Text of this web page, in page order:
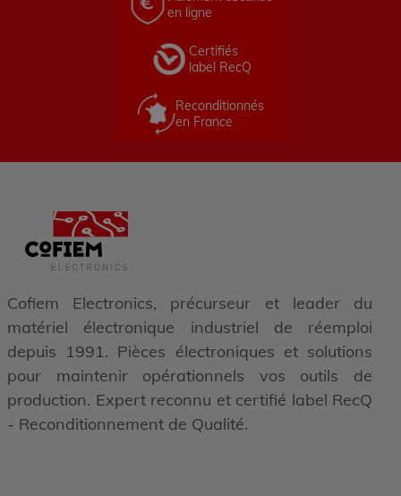
en ligne
Certifiés
label RecQ
Reconditionnés
en France
Cofiem Electronics, précurseur et leader du
matériel électronique industriel de réemploi
depuis 1991. Pièces électroniques et solutions
pour maintenir opérationnels vos outils de
production. Expert reconnu et certifié label RecQ
- Reconditionnement de Qualité.